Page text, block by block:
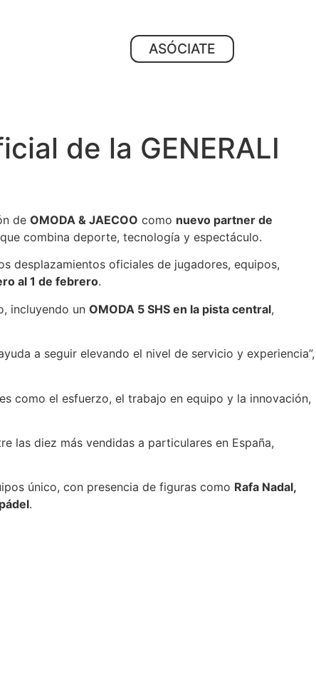
ASÓCIATE
de la GENERALI
de OMODA & JAECOO como nuevo partner de
combina deporte, tecnología y espectáculo.
desplazamientos oficiales de jugadores, equipos,
al 1 de febrero.
incluyendo un OMODA 5 SHS en la pista central,
a seguir elevando el nivel de servicio y experiencia”,
como el esfuerzo, el trabajo en equipo y la innovación,
las diez más vendidas a particulares en España,
único, con presencia de figuras como Rafa Nadal,
.